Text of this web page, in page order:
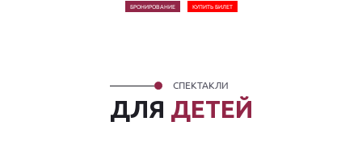
БРОНИРОВАНИЕ КУПИТЬ БИЛЕТ
ДЛЯ ДЕТЕЙ
СПЕКТАКЛИ